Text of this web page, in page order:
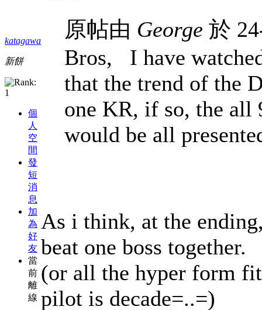
katagawa
新餅
個
人
空
間
發
短
消
息
加
為
好
友
當
前
離
線
原帖由 George 於
Bros, I have
that the trend of the
one KR, if so, the all
would be all
As i think, at the
beat one boss together.
(or all the hyper form
pilot is decade=..=)